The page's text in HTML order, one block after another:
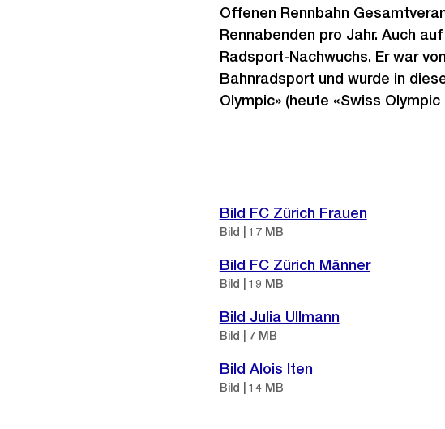
Offenen Rennbahn
Rennabenden pro Jahr. Auch
Radsport-Nachwuchs. Er war
Bahnradsport und wurde in
Olympic» (heute «Swiss
Bild FC Zürich Frauen
Bild | 17 MB
Bild FC Zürich Männer
Bild | 19 MB
Bild Julia Ullmann
Bild | 7 MB
Bild Alois Iten
Bild | 14 MB